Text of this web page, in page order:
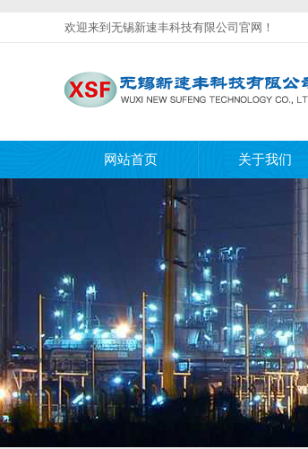
欢迎来到无锡新速丰科技有限公司官网！
网站首页 关于我们